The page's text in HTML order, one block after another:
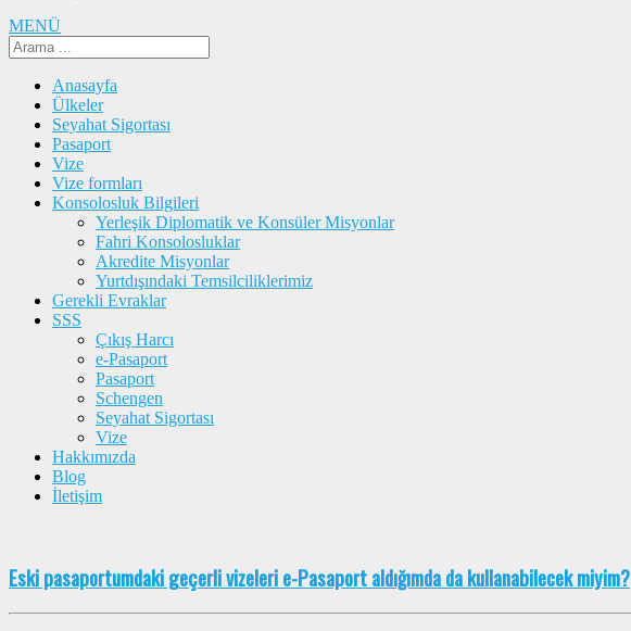
MENÜ
Anasayfa
Ülkeler
Seyahat Sigortası
Pasaport
Vize
Vize formları
Konsolosluk Bilgileri
Yerleşik Diplomatik ve Konsüler Misyonlar
Fahri Konsolosluklar
Akredite Misyonlar
Yurtdışındaki Temsilciliklerimiz
Gerekli Evraklar
SSS
Çıkış Harcı
e-Pasaport
Pasaport
Schengen
Seyahat Sigortası
Vize
Hakkımızda
Blog
İletişim
Eski pasaportumdaki geçerli vizeleri e-Pasaport aldığımda da kullanabilecek miyim?